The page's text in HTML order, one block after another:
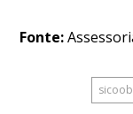
Fonte:
sicoob